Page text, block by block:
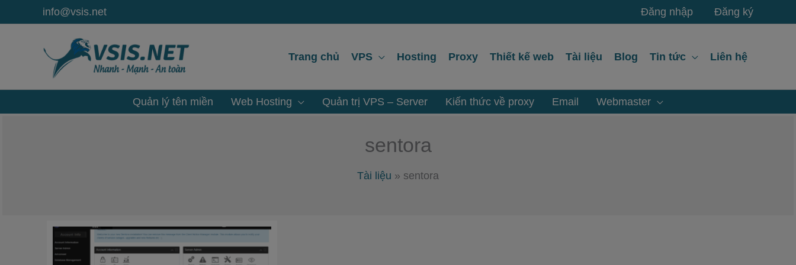
info@vsis.net Đăng nhập Đăng ký
Trang chủ VPS Hosting Proxy Thiết kế web Tài liệu Blog Tin tức Liên hệ
Quản lý tên miền Web Hosting Quản trị VPS – Server Kiến thức về proxy Email Webmaster
sentora
Tài liệu » sentora
Hướng
dẫn
đặt